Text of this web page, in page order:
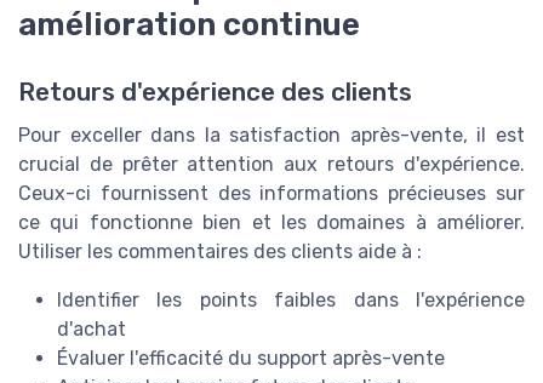
amélioration continue
Retours d'expérience des clients
Pour exceller dans la satisfaction après-vente, il est
crucial de prêter attention aux retours d'expérience.
Ceux-ci fournissent des informations précieuses sur
ce qui fonctionne bien et les domaines à améliorer.
Utiliser les commentaires des clients aide à :
Identifier les points faibles dans l'expérience
d'achat
Évaluer l'efficacité du support après-vente